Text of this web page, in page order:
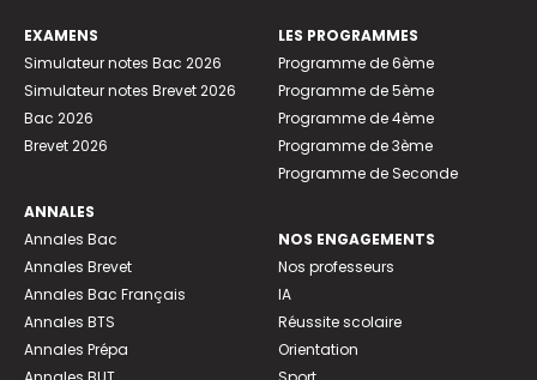
EXAMENS
Simulateur notes Bac 2026
Simulateur notes Brevet 2026
Bac 2026
Brevet 2026
ANNALES
Annales Bac
Annales Brevet
Annales Bac Français
Annales BTS
Annales Prépa
LES PROGRAMMES
Programme de 6ème
Programme de 5ème
Programme de 4ème
Programme de 3ème
Programme de Seconde
NOS ENGAGEMENTS
Nos professeurs
IA
Réussite scolaire
Orientation